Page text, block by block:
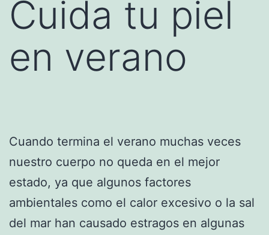
Cuida tu piel
en verano
Cuando termina el verano muchas veces
nuestro cuerpo no queda en el mejor
estado, ya que algunos factores
ambientales como el calor excesivo o la sal
del mar han causado estragos en algunas